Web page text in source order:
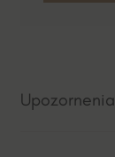
r
Upozornenia